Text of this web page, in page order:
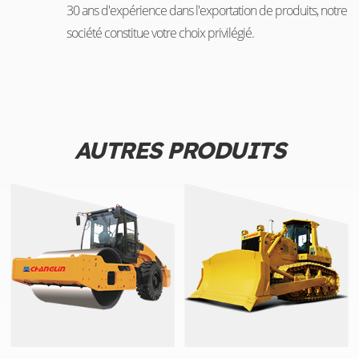
30 ans d'expérience dans l'exportation de produits, notre
société constitue votre choix privilégié.
AUTRES PRODUITS